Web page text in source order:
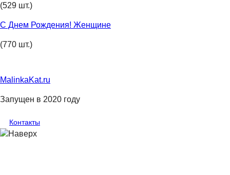
(529 шт.)
С Днем Рождения! Женщине
(770 шт.)
MalinkaKat.ru
Запущен в 2020 году
Контакты